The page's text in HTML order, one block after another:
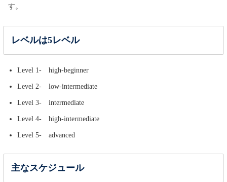
す。
レベルは5レベル
Level 1- high-beginner
Level 2- low-intermediate
Level 3- intermediate
Level 4- high-intermediate
Level 5- advanced
主なスケジュール